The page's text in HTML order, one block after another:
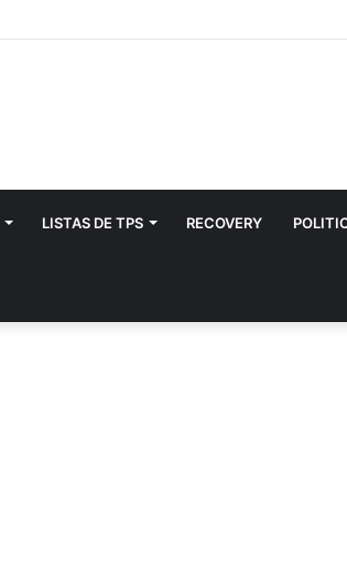
LISTAS DE TPS RECOVERY